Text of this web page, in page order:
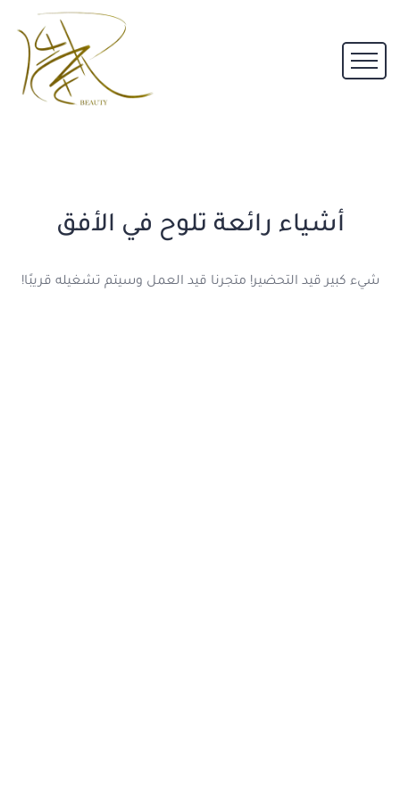
أشياء رائعة تلوح في الأفق
شيء كبير قيد التحضير! متجرنا قيد العمل وسيتم تشغيله قريبًا!